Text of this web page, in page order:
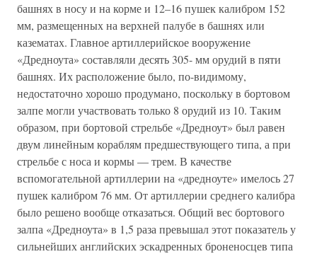
башнях в носу и на корме и 12–16 пушек калибром 152
мм, размещенных на верхней палубе в башнях или
казематах. Главное артиллерийское вооружение
«Дредноута» составляли десять 305- мм орудий в пяти
башнях. Их расположение было, по-видимому,
недостаточно хорошо продумано, поскольку в бортовом
залпе могли участвовать только 8 орудий из 10. Таким
образом, при бортовой стрельбе «Дредноут» был равен
двум линейным кораблям предшествующего типа, а при
стрельбе с носа и кормы — трем. В качестве
вспомогательной артиллерии на «дредноуте» имелось 27
пушек калибром 76 мм. От артиллерии среднего калибра
было решено вообще отказаться. Общий вес бортового
залпа «Дредноута» в 1,5 раза превышал этот показатель у
сильнейших английских эскадренных броненосцев типа